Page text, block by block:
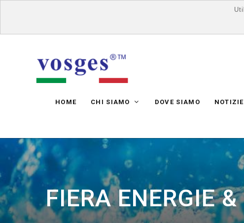
HOME CHI SIAMO DOVE SIAMO NOTIZIE
FIERA ENERGIE